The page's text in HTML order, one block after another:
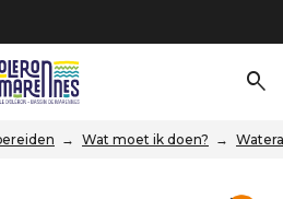
Wat moet ik doen?